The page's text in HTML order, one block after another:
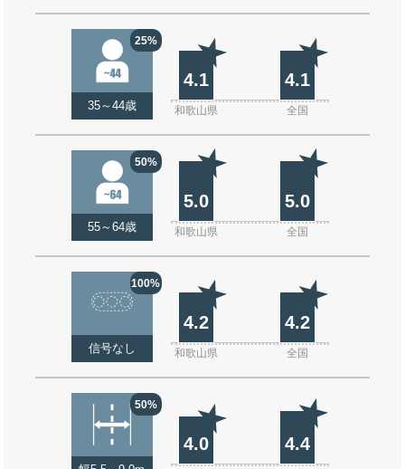
25%
35～44歳
4.1 4.1
和歌山県 全国
50%
55～64歳
5.0 5.0
和歌山県 全国
100%
信号なし
4.2 4.2
和歌山県 全国
50%
4.0 4.4